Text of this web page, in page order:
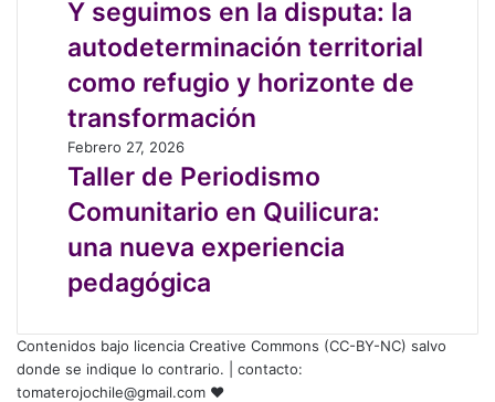
ambiental
seguimos
la
disputa:
la
autodeterminación
territorial
como
refugio
y
de
transformación
Y seguimos en la disputa: la
autodeterminación territorial
como refugio y horizonte de
transformación
Taller
de
Comunitario
en
Quilicura:
una
experiencia
pedagógica
Febrero 27, 2026
Taller de Periodismo
Comunitario en Quilicura:
una nueva experiencia
pedagógica
Contenidos bajo licencia Creative Commons (CC-BY-NC) salvo
donde se indique lo contrario. | contacto:
tomaterojochile@gmail.com ♥